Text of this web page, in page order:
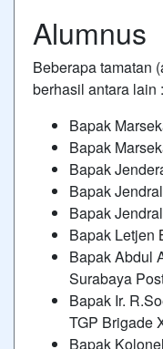
Alumnus
Beberapa tamatan
berhasil antara lain :
Bapak
Bapak
Bapak
Bapak
Bapak Jendral
Bapak Letjen
Bapak Abdul
Surabaya
Bapak Ir.
TGP Brigade
Bapak